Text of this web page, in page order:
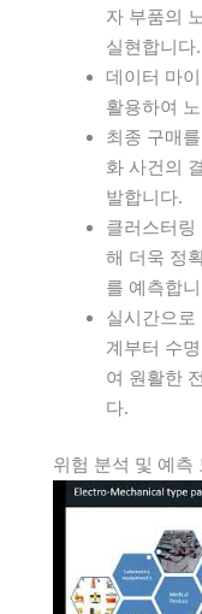
자 부품의
실현합니다.
데이터 마
활용하여
최종 구매
화 사건의
발합니다.
클러스터링
해 더욱 정
를 예측합
실시간으로
계부터 수
여 원활한
다.
위험 분석 및 예측